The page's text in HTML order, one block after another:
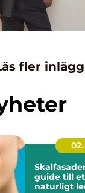
fler
Skalfasader
guide till
naturligt